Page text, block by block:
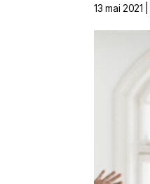
13 mai 2021